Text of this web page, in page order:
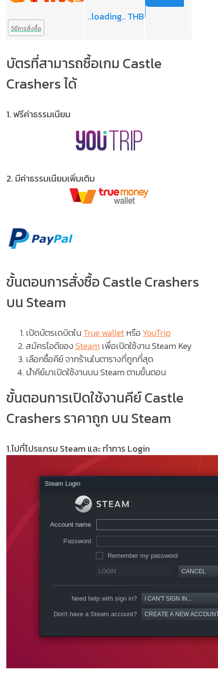
วิธีการสั่งซื้อ
..loading.. THB
บัตรที่สามารถซื้อเกม Castle
Crashers ได้
1. ฟรีค่าธรรมเนียม
2. มีค่าธรรมเนียมเพิ่มเติม
ขั้นตอนการสั่งซื้อ Castle Crashers
บน Steam
เปิดบัตรเดบิตในTrue walletหรือYouTrip
สมัครไอดีของSteamเพื่อเปิดใช้งาน Steam Key
เลือกซื้อคีย์ จากร้านในตารางที่ถูกที่สุด
นำคีย์มาเปิดใช้งานบน Steam ตามขั้นตอน
ขั้นตอนการเปิดใช้งานคีย์ Castle
Crashers ราคาถูก บน Steam
1.ไปที่โปรแกรม Steam และ ทำการ Login